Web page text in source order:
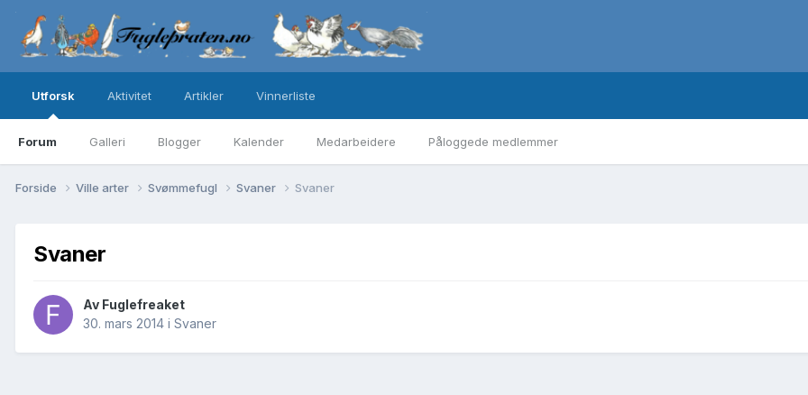
Utforsk
Forum Galleri Blogger Kalender Medarbeidere Påloggede medlemmer
Aktivitet Artikler Vinnerliste
Forside Ville arter Svømmefugl Svaner Svaner
Svaner
Av Fuglefreaket
30. mars 2014 i Svaner